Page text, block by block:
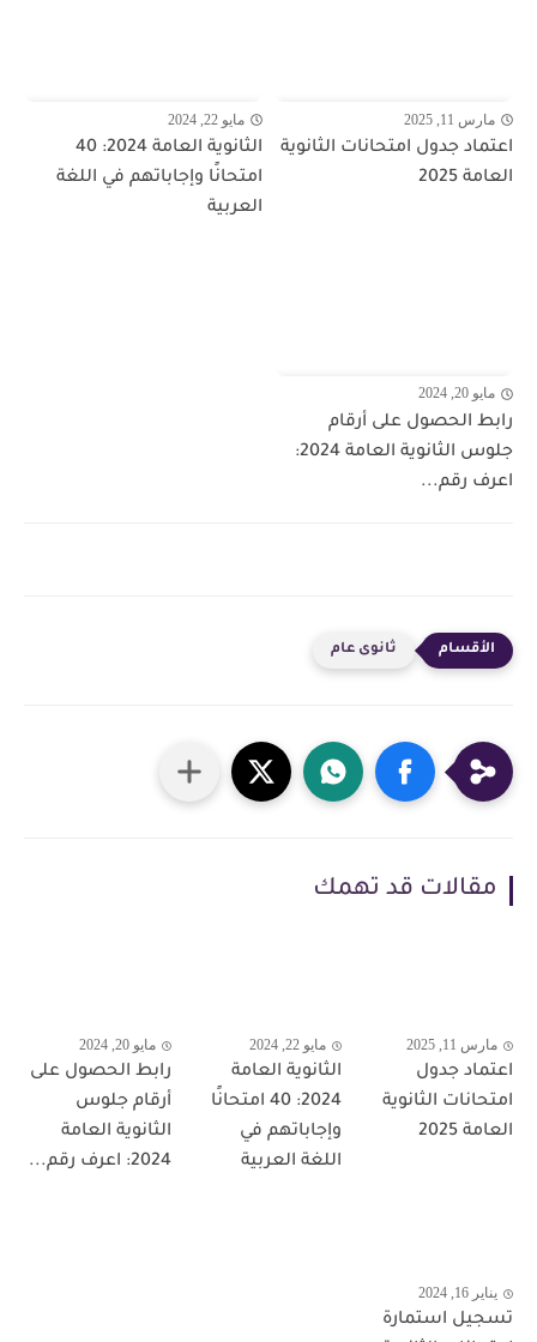
مارس 11, 2025
اعتماد جدول امتحانات الثانوية
العامة 2025
مايو 22, 2024
الثانوية العامة 2024: 40
امتحانًا وإجاباتهم في اللغة
العربية
مايو 20, 2024
رابط الحصول على أرقام
جلوس الثانوية العامة 2024:
اعرف رقم...
ثانوى عام
مقالات قد تهمك
مارس 11, 2025
اعتماد جدول
امتحانات الثانوية
العامة 2025
مايو 22, 2024
الثانوية العامة
2024: 40 امتحانًا
وإجاباتهم في
اللغة العربية
مايو 20, 2024
رابط الحصول على
أرقام جلوس
الثانوية العامة
2024: اعرف رقم...
يناير 16, 2024
تسجيل استمارة